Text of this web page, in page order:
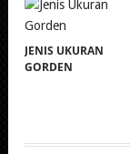
JENIS UKURAN
GORDEN